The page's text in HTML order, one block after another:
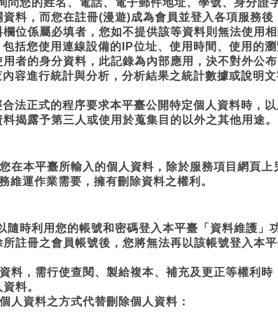
您的姓名、電話、電子郵件地址、學號、身分證
料，而您在註冊(漫遊)成為會員並登入各項服務
位係屬必填者，您如不提供該等資料則無法使用相
括您使用連線設備的IP位址、使用時間、使用的
者的身分資料，此記錄為內部應用，決不對外公布
容進行統計與分析，分析結果之統計數據或說明
法正式的程序要求本平臺公開特定個人資料時，
揭露予第三人或使用於蒐集目的以外之其他用途。
在本平臺所輸入的個人資料，除於服務項目網頁
維運作業需要，擁有刪除資料之權利。
時利用您的帳號和密碼登入本平臺「資料維護」
註冊之會員帳號後，您將無法再以該帳號登入本
料，需行使查閱、製給複本、補充及更正等權利
料。
人資料之方式代替刪除個人資料：